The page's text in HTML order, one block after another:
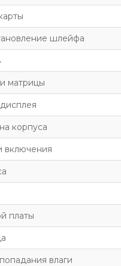
шлейфа
матрицы
корпуса
включения
платы
влаги